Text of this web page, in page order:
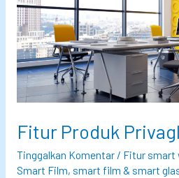
l
a
s
s
o
u
Fitur Produk
Tinggalkan Komentar / Fitur smart
Smart Film, smart film & smart